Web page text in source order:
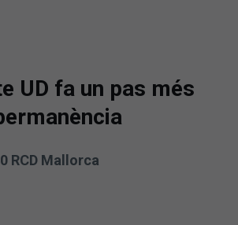
UD fa un pas més
RCD Mallorca